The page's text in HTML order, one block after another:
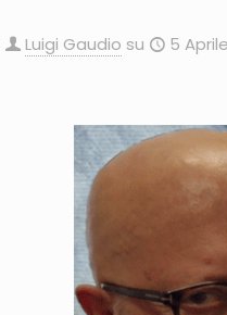
Luigi Gaudio su 5